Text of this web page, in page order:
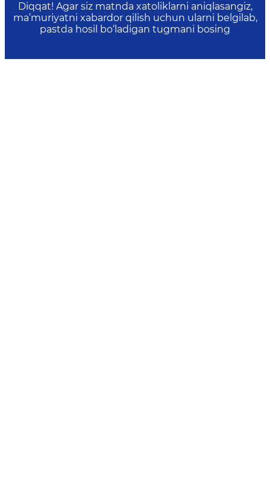
Diqqat! Agar siz matnda xatoliklarni aniqlasangiz,
ma’muriyatni xabardor qilish uchun ularni belgilab,
pastda hosil bo‘ladigan tugmani bosing